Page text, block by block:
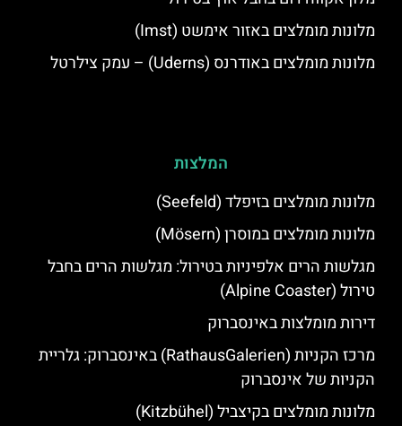
מלונות מומלצים באזור אימשט (Imst)
מלונות מומלצים באודרנס (Uderns) – עמק צילרטל
המלצות
מלונות מומלצים בזיפלד (Seefeld)
מלונות מומלצים במוסרן (Mösern)
מגלשות הרים אלפיניות בטירול: מגלשות הרים בחבל
טירול (Alpine Coaster)
דירות מומלצות באינסברוק
מרכז הקניות (RathausGalerien) באינסברוק: גלריית
הקניות של אינסברוק
מלונות מומלצים בקיצביל (Kitzbühel)